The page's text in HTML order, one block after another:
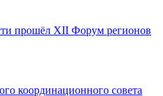
прошёл XII Форум регионов
координационного совета